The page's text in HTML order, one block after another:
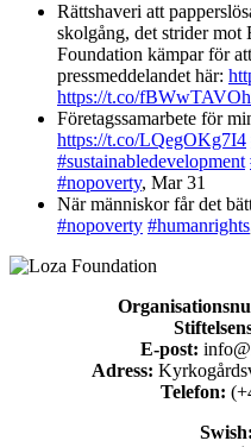
Rättshaveri att
skolgång, det strider mot
Foundation kämpar för
pressmeddelandet här:
https://t.co/
Företagssamarbete för
https://t.co/LQegOKg7I4
#sustainabledevelopment
#nopoverty, Mar 31
När människor får det
#nopoverty #humanrights
E-post:
Adress:
Telefon:
Swish: